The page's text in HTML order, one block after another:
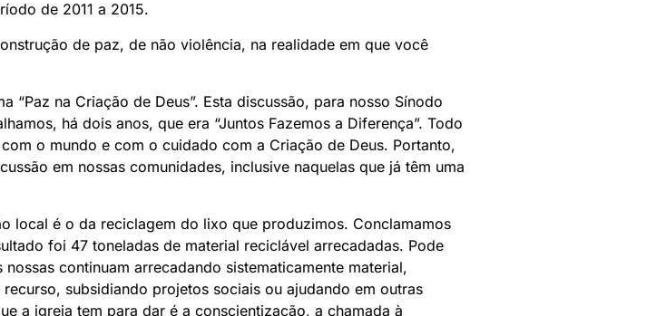
de 2011 a 2015.
de paz, de não violência, na realidade em que você
“Paz na Criação de Deus”. Esta discussão, para nosso Sínodo
há dois anos, que era “Juntos Fazemos a Diferença”. Todo
o mundo e com o cuidado com a Criação de Deus. Portanto,
em nossas comunidades, inclusive naquelas que já têm uma
local é o da reciclagem do lixo que produzimos. Conclamamos
foi 47 toneladas de material reciclável arrecadadas. Pode
continuam arrecadando sistematicamente material,
subsidiando projetos sociais ou ajudando em outras
a igreja tem para dar é a conscientização, a chamada à